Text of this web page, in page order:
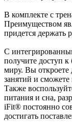
В комплекте с
Преимуществом
придется держать
C
получите доступ
миру. Вы откроете
занятий и
Также
питания и сна,
iFit® постоянно
достигать